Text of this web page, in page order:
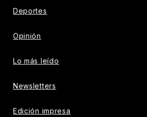
Deportes
Opinión
Lo más leído
Newsletters
Edición impresa